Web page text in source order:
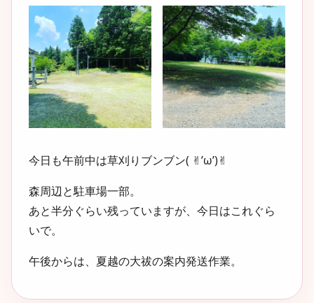
今日も午前中は草刈りブンブン( ✌︎’ω’)✌︎
森周辺と駐車場一部。
あと半分ぐらい残っていますが、今日はこれぐら
いで。
午後からは、夏越の大祓の案内発送作業。